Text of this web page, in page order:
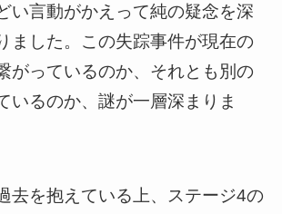
い言動がかえって純の疑念を深
ました。この失踪事件が現在の
がっているのか、それとも別の
いるのか、謎が一層深まりま
去を抱えている上、
ステージ4の